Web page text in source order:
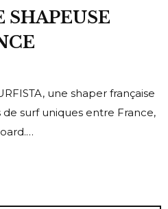
SHAPEUSE
une shaper française
surf uniques entre France,